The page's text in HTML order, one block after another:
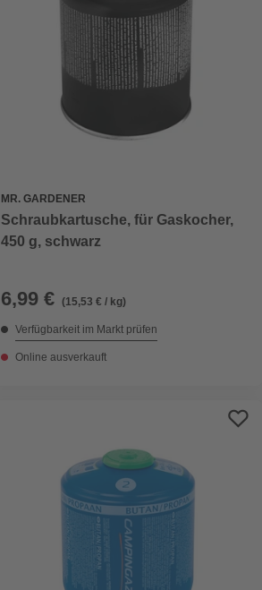
MR. GARDENER
Schraubkartusche, für Gaskocher,
450 g, schwarz
6,99 € (15,53 € / kg)
Verfügbarkeit im Markt prüfen
Online ausverkauft